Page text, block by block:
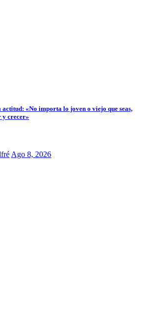
«No importa lo joven o viejo que seas,
y crecer»
Ago 8, 2026